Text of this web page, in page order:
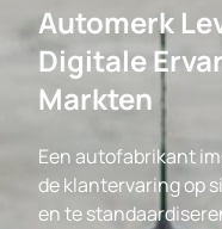
Automerk
Digitale
Markten
Een autofabrikant
de klantervaring op
en te